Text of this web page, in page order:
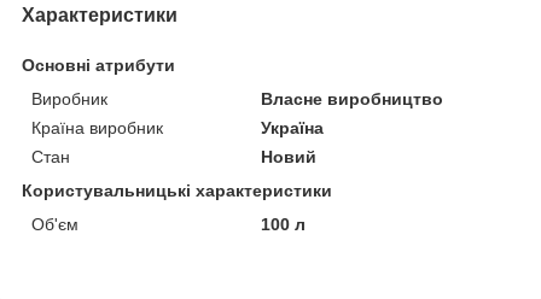
Характеристики
Основні атрибути
Виробник
Власне виробництво
Країна виробник
Україна
Стан
Новий
Користувальницькі характеристики
Об'єм
100 л